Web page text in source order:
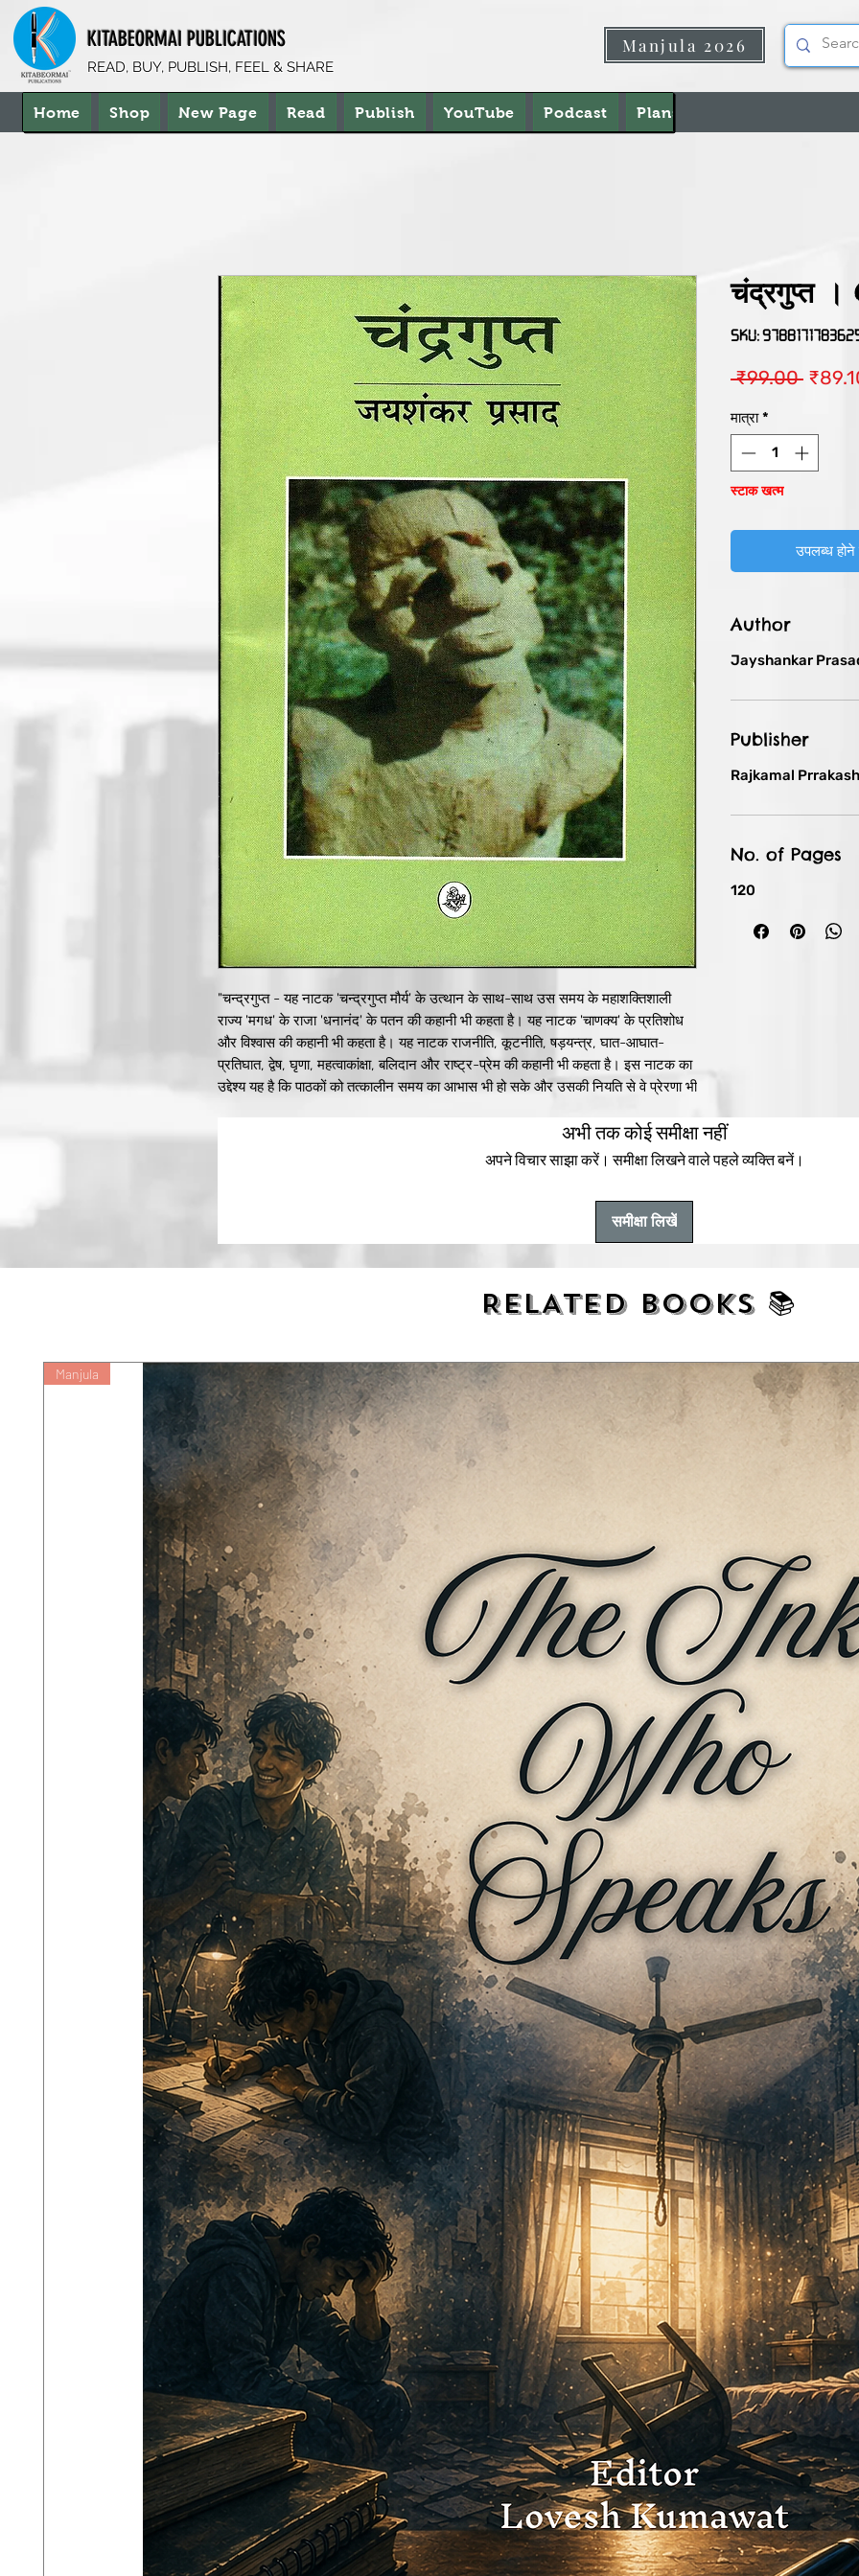
KITABEORMAI PUBLICATIONS
READ, BUY, PUBLISH, FEEL & SHARE
Manjula 2026
Home Shop New Page Read Publish YouTube Podcast Plans & Pricing
"चन्द्रगुप्त - यह नाटक 'चन्द्रगुप्त मौर्य' के उत्थान के साथ-साथ उस समय के महाशक्तिशाली
राज्य 'मगध' के राजा 'धनानंद' के पतन की कहानी भी कहता है। यह नाटक 'चाणक्य' के प्रतिशोध
और विश्वास की कहानी भी कहता है। यह नाटक राजनीति, कूटनीति, षड़यन्त्र, घात-आघात-
प्रतिघात, द्वेष, घृणा, महत्वाकांक्षा, बलिदान और राष्ट्र-प्रेम की कहानी भी कहता है। इस नाटक का
उद्देश्य यह है कि पाठकों को तत्कालीन समय का आभास भी हो सके और उसकी नियति से वे प्रेरणा भी
आठवीं तक किन्तु घर पर संस्कृत, अंग्रेज़ी, पालि, प्राकृत भाषाओं का अध्ययन। इसके बाद भारतीय
इतिहास, संस्कृति, दर्शन, साहित्य और पुराण कथाओं का एकनिष्ठ स्वाध्याय। पिता देवी प्रसाद
प्रसिद्ध था। छायावादी युग के चार प्रमुख स्तम्भों में से एक। एक महान लेखक के रूप में प्रख्यात।
विविध रचनाओं के माध्यम से मानवीय करुणा और भारतीय मनीषा के अनेकानेक गौरवपूर्ण पक्षों का
उद्घाटन। 48 वर्षों के छोटे से जीवन में कविता, कहानी, नाटक, उपन्यास और आलोचनात्मक
इरावती जैसे उपन्यास और आकाशदीप, मधुआ और पुरस्कार जैसी कहानियाँ उनके गद्य लेखन की
उपन्यास और लगभग बारह काव्य-ग्रन्थ हैं।"
चंद्रगुप्त
SKU:
₹99.00 नियमित
मात्रा *
स्टाक खत्म
उपलब्ध होने
Author
Jayshankar
Publisher
Rajkamal
No. of Pages
120
अभी तक कोई समीक्षा नहीं
अपने विचार साझा करें। समीक्षा लिखने वाले पहले व्यक्ति बनें।
समीक्षा लिखें
RELATED BOOKS 📚
Manjula